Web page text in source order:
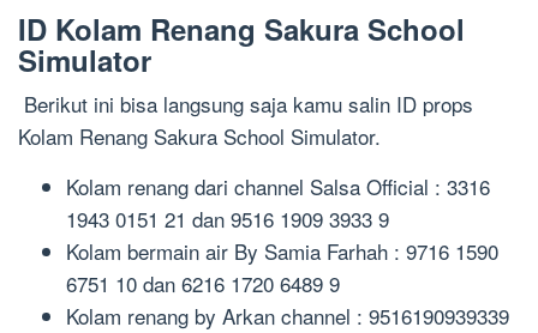
ID Kolam Renang Sakura School
Simulator
Berikut ini bisa langsung saja kamu salin ID props
Kolam Renang Sakura School Simulator.
Kolam renang dari channel Salsa Official : 3316
1943 0151 21 dan 9516 1909 3933 9
Kolam bermain air By Samia Farhah : 9716 1590
6751 10 dan 6216 1720 6489 9
Kolam renang by Arkan channel : 9516190939339